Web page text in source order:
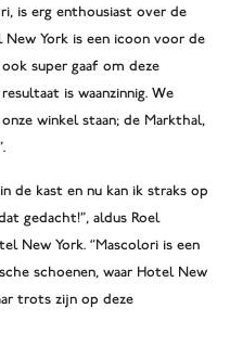
is erg enthousiast over de
York is een icoon voor de
super gaaf om deze
is waanzinnig. We
winkel staan; de Markthal,
de kast en nu kan ik straks op
gedacht!”, aldus Roel
New York. “Mascolori is een
schoenen, waar Hotel New
trots zijn op deze